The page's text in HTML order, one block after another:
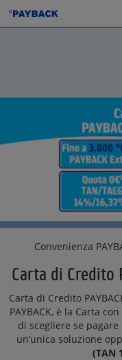
Convenienza
Carta di Credito
Carta di Credito
PAYBACK, è la Carta con
di scegliere se
un’unica soluzione
(TAN